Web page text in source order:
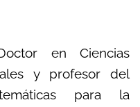
en Ciencias
y profesor del
para la